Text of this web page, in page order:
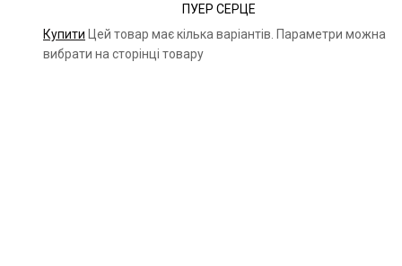
ПУЕР СЕРЦЕ
Купити Цей товар має кілька варіантів. Параметри можна
вибрати на сторінці товару